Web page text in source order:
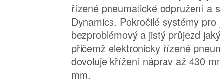
řízené pneumatické odpružení a
Dynamics. Pokročilé systémy
bezproblémový a jistý průjezd
přičemž elektronicky řízené
dovoluje křížení náprav až 430
mm.